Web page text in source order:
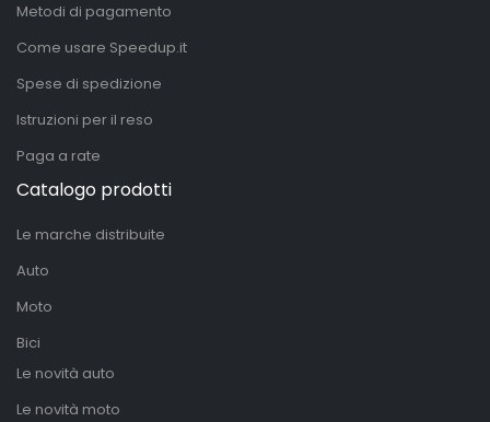
Metodi di pagamento
Come usare Speedup.it
Spese di spedizione
Istruzioni per il reso
Paga a rate
Catalogo prodotti
Le marche distribuite
Auto
Moto
Bici
Le novità auto
Le novità moto